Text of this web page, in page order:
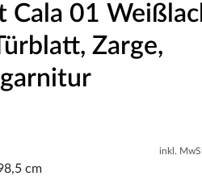
Cala 01
Zarge,
inkl.
cm